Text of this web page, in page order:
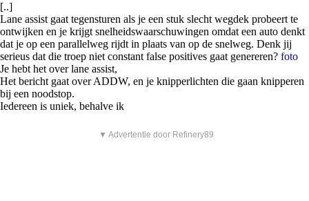
[..]
Lane assist gaat tegensturen als je een stuk slecht wegdek probeert te
ontwijken en je krijgt snelheidswaarschuwingen omdat een auto denkt
dat je op een parallelweg rijdt in plaats van op de snelweg. Denk jij
serieus dat die troep niet constant false positives gaat genereren? foto
Je hebt het over lane assist,
Het bericht gaat over ADDW, en je knipperlichten die gaan knipperen
bij een noodstop.
Iedereen is uniek, behalve ik
▼ Advertentie door Refinery89